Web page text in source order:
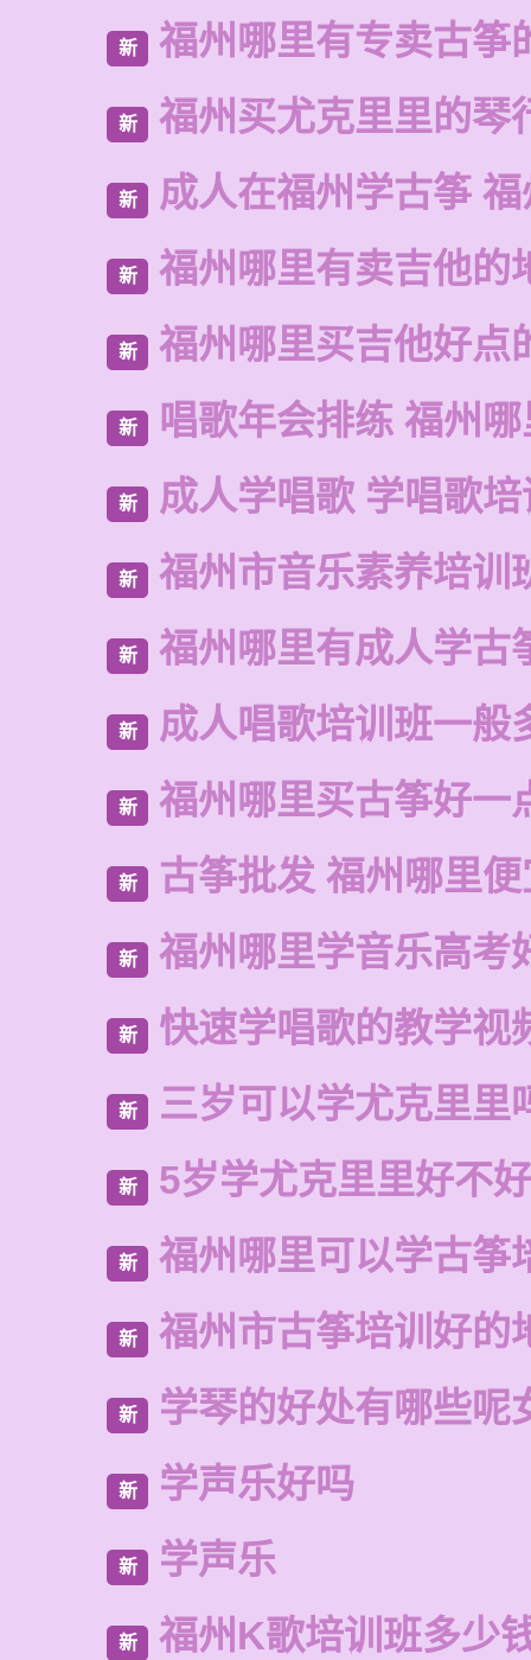
新 福州哪里有专卖古筝
新 福州买尤克里里的琴
新 成人在福州学古筝
新 福州哪里有卖吉他的
新 福州哪里买吉他好点
新 唱歌年会排练 福州
新 成人学唱歌 学唱歌培
新 福州市音乐素养培训
新 福州哪里有成人学古
新 成人唱歌培训班一般
新 福州哪里买古筝好一
新 古筝批发 福州哪里
新 福州哪里学音乐高考
新 快速学唱歌的教学视
新 三岁可以学尤克里里
新 5岁学尤克里里好不好
新 福州哪里可以学古筝
新 福州市古筝培训好的
新 学琴的好处有哪些呢
新 学声乐好吗
新 学声乐
新 福州K歌培训班多少